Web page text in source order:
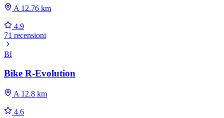
A 12.76 km
4.9
71 recensioni
BI
Bike R-Evolution
A 12.8 km
4.6